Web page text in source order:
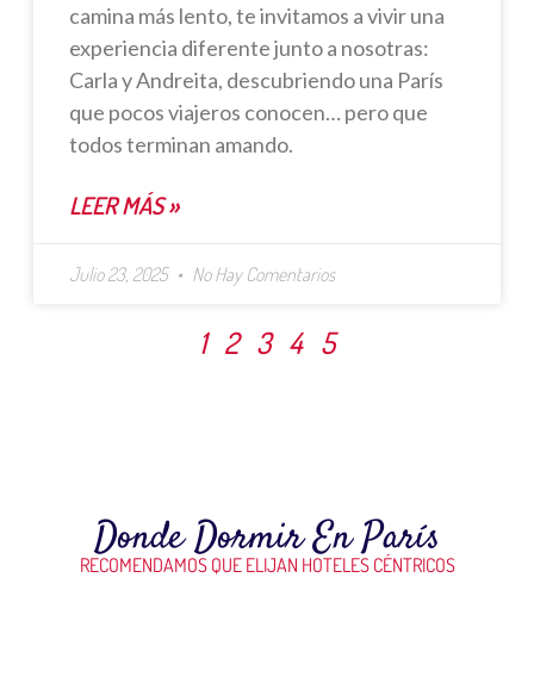
camina más lento, te invitamos a vivir una
experiencia diferente junto a nosotras:
Carla y Andreita, descubriendo una París
que pocos viajeros conocen… pero que
todos terminan amando.
LEER MÁS »
Julio 23, 2025 No Hay Comentarios
1 2 3 4 5
Donde Dormir En París
RECOMENDAMOS QUE ELIJAN HOTELES CÉNTRICOS